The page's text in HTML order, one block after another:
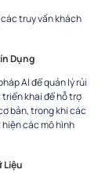
truy vấn khách
Dụng
AI để quản lý rủi
khai để hỗ trợ
bản, trong khi các
các mô hình
Liệu